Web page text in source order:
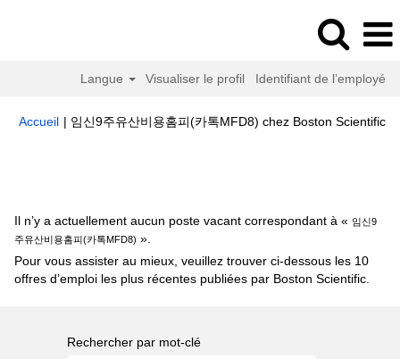
Langue Visualiser le profil Identifiant de l’employé
Accueil | 임신9주유산비용홈피(카톡MFD8) chez Boston Scientific
Il n’y a actuellement aucun poste vacant correspondant à « 임신9
주유산비용홈피(카톡MFD8) ».
Pour vous assister au mieux, veuillez trouver ci-dessous les 10
offres d’emploi les plus récentes publiées par Boston Scientific.
Rechercher par mot-clé